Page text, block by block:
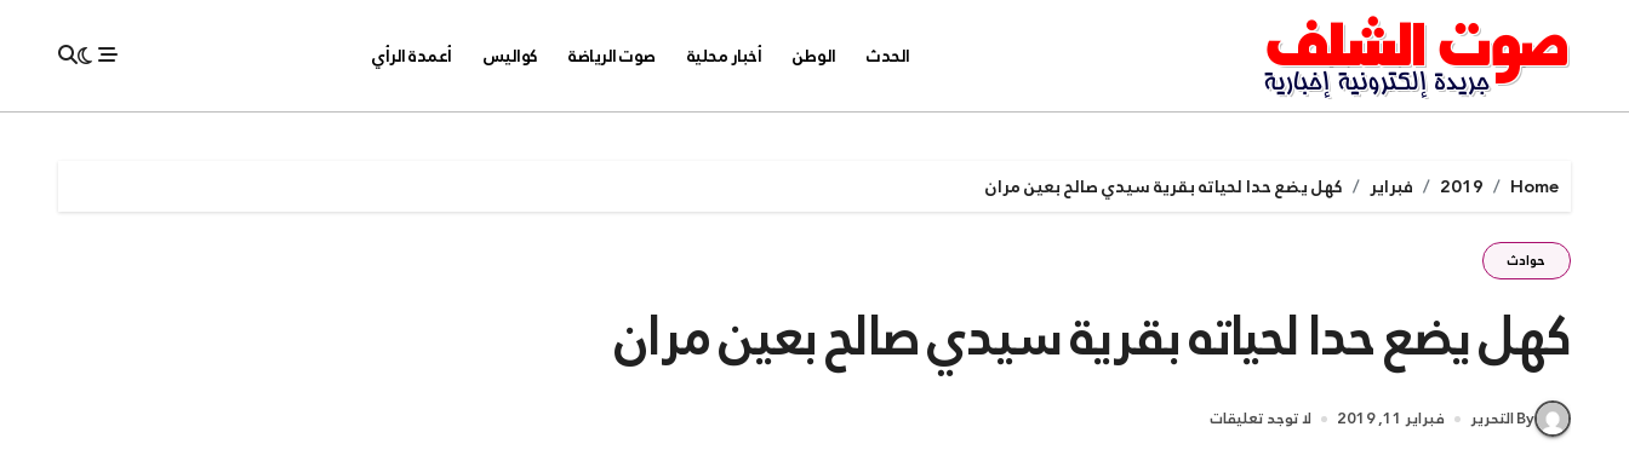
content
الحدث الوطن أخبار محلية صوت الرياضة كواليس أعمدة الرأي
Home
2019 فبراير كهل يضع حدا لحياته بقرية سيدي صالح بعين مران
حوادث
كهل يضع حدا لحياته بقرية سيدي صالح بعين مران
By التحرير فبراير 11, 2019 لا توجد تعليقات